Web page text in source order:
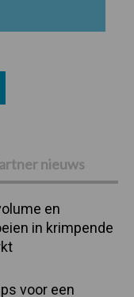
nieuws
en
in krimpende
voor een